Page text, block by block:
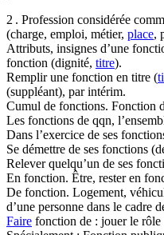
2 . Profession considérée
(charge, emploi, métier, place,
Attributs, insignes d’une
fonction (dignité, titre).
Remplir une fonction en titre (
(suppléant), par intérim.
Cumul de fonctions. Fonction
Les fonctions de qqn,
Dans l’exercice de ses
Se démettre de ses fonctions
Relever quelqu’un de ses
En fonction. Être, rester en
De fonction. Logement,
d’une personne dans le cadre
Faire fonction de : jouer le rôle